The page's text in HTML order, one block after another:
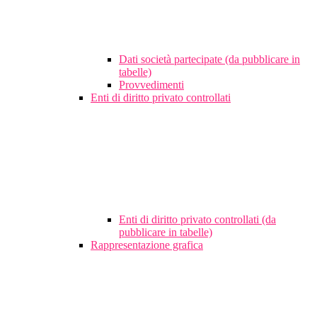
Dati società partecipate (da pubblicare in
tabelle)
Provvedimenti
Enti di diritto privato controllati
Enti di diritto privato controllati (da
pubblicare in tabelle)
Rappresentazione grafica